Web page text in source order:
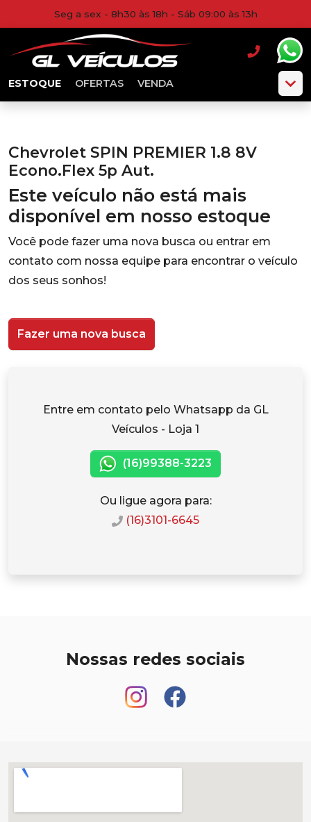
Seg a sex - 8h30 às 18h - Sáb 09:00 às 13h
ESTOQUE OFERTAS VENDA
Chevrolet SPIN PREMIER 1.8 8V
Econo.Flex 5p Aut.
Este veículo não está mais
disponível em nosso estoque
Você pode fazer uma nova busca ou entrar em
contato com nossa equipe para encontrar o veículo
dos seus sonhos!
Fazer uma nova busca
Entre em contato pelo Whatsapp da GL
Veículos - Loja 1
(16)99388-3223
Ou ligue agora para:
(16)3101-6645
Nossas redes sociais